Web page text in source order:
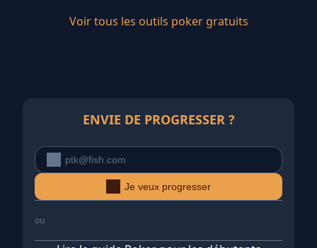
Voir tous les outils poker gratuits
ENVIE DE PROGRESSER ?
Je veux progresser
ou